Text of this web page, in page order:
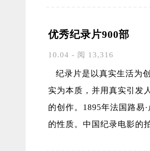
优秀纪录片900部
10.04 - 阅 13,316
纪录片是以真实生活为
实为本质，并用真实引发
的创作。1895年法国路易
的性质。中国纪录电影的